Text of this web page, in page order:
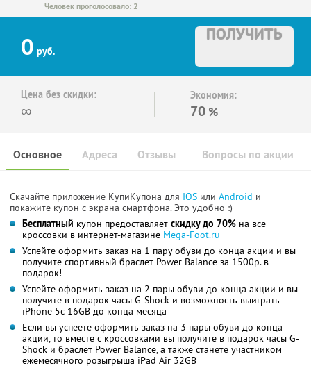
Человек проголосовало: 2
0 руб.
ПОЛУЧИТЬ
Цена без скидки:
∞
Экономия:
70 %
Основное Отзывы Вопросы по акции
Адреса
Скачайте приложение КупиКупона для IOS или Android и
покажите купон с экрана смартфона. Это удобно :)
Бесплатный купон предоставляет скидку до 70% на все
кроссовки в интернет-магазине Mega-Foot.ru
Успейте оформить заказ на 1 пару обуви до конца акции и вы
получите спортивный браслет Power Balance за 1500р. в
подарок!
Успейте оформить заказ на 2 пары обуви до конца акции и вы
получите в подарок часы G-Shock и возможность выиграть
iPhone 5c 16GB до конца месяца
Если вы успеете оформить заказ на 3 пары обуви до конца
акции, то вместе с кроссовками вы получите в подарок часы G-
Shock и браслет Power Balance, а также станете участником
ежемесячного розыгрыша iPad Air 32GB